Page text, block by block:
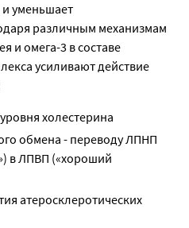
и уменьшает
различным механизмам
и омега-3 в составе
усиливают действие
холестерина
обмена - переводу ЛПНП
в ЛПВП («хороший
атеросклеротических